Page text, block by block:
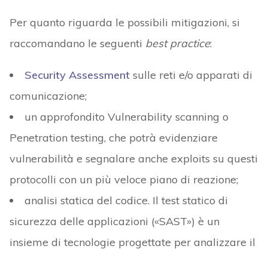
Per quanto riguarda le possibili mitigazioni, si
raccomandano le seguenti best practice:
Security Assessmentsulle reti e/o apparati di
comunicazione;
un approfondito Vulnerability scanning o
Penetration testing, che potrà evidenziare
vulnerabilità e segnalare anche exploits su questi
protocolli con un più veloce piano di reazione;
analisi statica del codice. Il test statico di
sicurezza delle applicazioni («SAST») è un
insieme di tecnologie progettate per analizzare il